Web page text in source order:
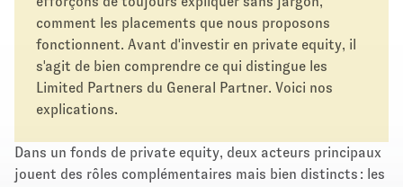
comment les placements que nous proposons
fonctionnent. Avant d'investir en private equity, il
s'agit de bien comprendre ce qui distingue les
Limited Partners du General Partner. Voici nos
explications.
Dans un fonds de private equity, deux acteurs principaux
jouent des rôles complémentaires mais bien distincts : les